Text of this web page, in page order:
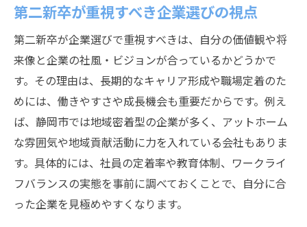
第二新卒が重視すべき企業選びの視点
第二新卒が企業選びで重視すべきは、自分の価値観や将
来像と企業の社風・ビジョンが合っているかどうかで
す。その理由は、長期的なキャリア形成や職場定着のた
めには、働きやすさや成長機会も重要だからです。例え
ば、静岡市では地域密着型の企業が多く、アットホーム
な雰囲気や地域貢献活動に力を入れている会社もありま
す。具体的には、社員の定着率や教育体制、ワークライ
フバランスの実態を事前に調べておくことで、自分に合
った企業を見極めやすくなります。